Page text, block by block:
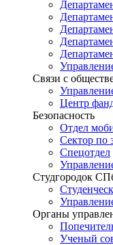
Связи с
Центр
Безопасность
Отдел
Сектор по
Спецотдел
Студгородок
Органы
Ученый